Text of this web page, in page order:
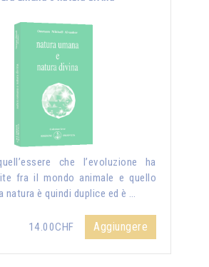
che l’evoluzione ha
fra il mondo animale e quello
natura è quindi duplice ed è …
14.00CHF Aggiungere